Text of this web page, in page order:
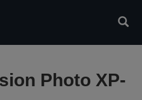
Photo XP-